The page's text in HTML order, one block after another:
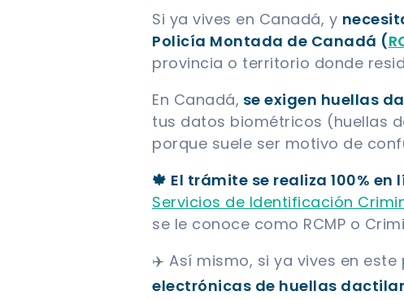
Si ya vives en Canadá, y
Policía Montada de Canadá (
provincia o territorio donde
En Canadá, se exigen huellas
tus datos biométricos (huellas
porque suele ser motivo de
🍁 El trámite se realiza 100% en
Servicios de Identificación
se le conoce como RCMP o
✈️ Así mismo, si ya vives en
electrónicas de huellas